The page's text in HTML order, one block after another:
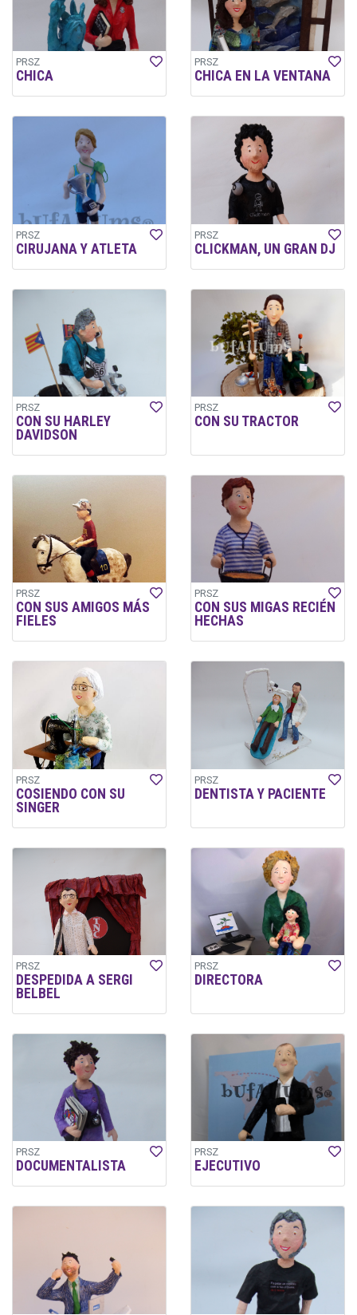
PRSZ
CHICA
PRSZ
CHICA EN LA VENTANA
PRSZ
CIRUJANA Y ATLETA
PRSZ
CLICKMAN, UN GRAN DJ
PRSZ
CON SU HARLEY
DAVIDSON
PRSZ
CON SU TRACTOR
PRSZ
CON SUS AMIGOS MÁS
FIELES
PRSZ
CON SUS MIGAS RECIÉN
HECHAS
PRSZ
COSIENDO CON SU
SINGER
PRSZ
DENTISTA Y PACIENTE
PRSZ
DESPEDIDA A SERGI
BELBEL
PRSZ
DIRECTORA
PRSZ
DOCUMENTALISTA
PRSZ
EJECUTIVO